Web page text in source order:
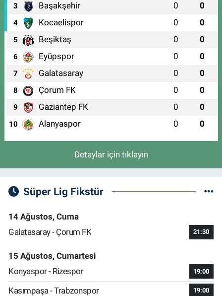
3 Başakşehir 0 0
4 Kocaelispor 0 0
5 Beşiktaş 0 0
6 Eyüpspor 0 0
7 Galatasaray 0 0
8 Çorum FK 0 0
9 Gaziantep FK 0 0
10 Alanyaspor 0 0
Detaylar için tıklayın
Süper Lig Fikstür
14 Ağustos, Cuma
Galatasaray - Çorum FK
21:30
15 Ağustos, Cumartesi
Konyaspor - Rizespor
19:00
Kasımpaşa - Trabzonspor 19:00